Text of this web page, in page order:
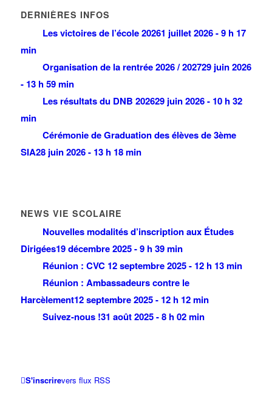
DERNIÈRES INFOS
Les victoires de l’école 20261 juillet 2026 - 9 h 17
min
Organisation de la rentrée 2026 / 202729 juin 2026
- 13 h 59 min
Les résultats du DNB 202629 juin 2026 - 10 h 32
min
Cérémonie de Graduation des élèves de 3ème
SIA28 juin 2026 - 13 h 18 min
NEWS VIE SCOLAIRE
Nouvelles modalités d’inscription aux Études
Dirigées19 décembre 2025 - 9 h 39 min
Réunion : CVC 12 septembre 2025 - 12 h 13 min
Réunion : Ambassadeurs contre le
Harcèlement12 septembre 2025 - 12 h 12 min
Suivez-nous !31 août 2025 - 8 h 02 min
S'inscrirevers flux RSS